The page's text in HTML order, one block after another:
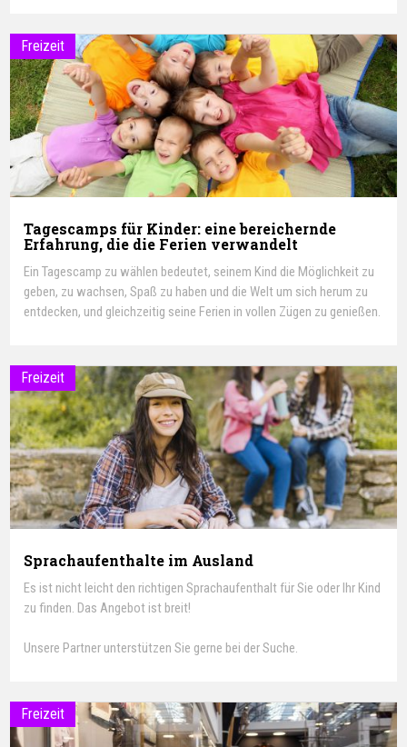
Freizeit
Tagescamps für Kinder: eine bereichernde
Erfahrung, die die Ferien verwandelt
Ein Tagescamp zu wählen bedeutet, seinem Kind die Möglichkeit zu
geben, zu wachsen, Spaß zu haben und die Welt um sich herum zu
entdecken, und gleichzeitig seine Ferien in vollen Zügen zu genießen.
Freizeit
Sprachaufenthalte im Ausland
Es ist nicht leicht den richtigen Sprachaufenthalt für Sie oder Ihr Kind
zu finden. Das Angebot ist breit!
Unsere Partner unterstützen Sie gerne bei der Suche.
Freizeit